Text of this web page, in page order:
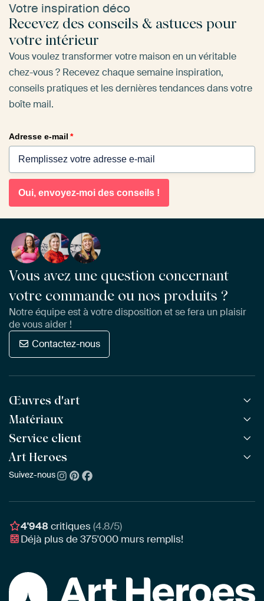
Votre inspiration déco
Recevez des conseils & astuces pour
votre intérieur
Vous voulez transformer votre maison en un véritable
chez-vous ? Recevez chaque semaine inspiration,
conseils pratiques et les dernières tendances dans votre
boîte mail.
Adresse e-mail *
Oui, envoyez-moi des conseils !
Vous avez une question concernant
votre commande ou nos produits ?
Notre équipe est à votre disposition et se fera un plaisir
de vous aider !
Contactez-nous
Œuvres d'art
Toutes les œuvres
Toutes les collections
Tous les artistes
Meilleures ventes
Matériaux
ArtFrame™ POPULAIRE
ArtFrame™ en bois
Toile
Service client
Questions fréquentes
Commander
Montage & Accrochage
Chèques cadeaux
Art Heroes
À propos de nous
Récompenses
Professionnels
Suivez-nous
4'948 critiques(4.8/5)
Déjà plus de375'000 murs remplis!